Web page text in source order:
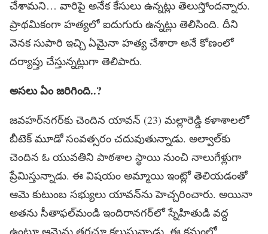
చేశామని… వారిపై అనేక కేసులు ఉన్నట్లు తెలుస్తోందన్నారు.
ప్రాథమికంగా హత్యలో ఐదుగురు ఉన్నట్లు తెలిసింది. దీని
వెనక సుపారి ఇచ్చి ఏమైనా హత్య చేశారా అనే కోణంలో
దర్యాప్తు చేస్తున్నట్లుగా తెలిపారు.
అసలు ఏం జరిగింది..?
జవహర్‌నగర్‌కు చెందిన యావన్‌ (23) మల్లారెడ్డి కళాశాలలో
బీటెక్‌ మూడో సంవత్సరం చదువుతున్నాడు. అల్వాల్​కు
చెందిన ఓ యువతిని పాఠశాల స్థాయి నుంచి నాలుగేళ్లుగా
ప్రేమిస్తున్నాడు. ఈ విషయం అమ్మాయి ఇంట్లో తెలియడంతో
ఆమె కుటుంబ సభ్యులు యావన్‌ను హెచ్చరించారు. అయినా
అతను సీతాఫల్‌మండి ఇందిరానగర్‌లో స్నేహితుడి వద్ద
ఉంటూ ఆమెను తరచూ కలుస్తున్నాడు. ఈ క్రమంలో